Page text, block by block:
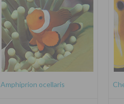
Amphiprion ocellaris